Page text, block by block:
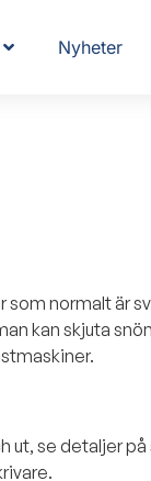
Nyheter
som normalt är
kan skjuta
ut, se detaljer